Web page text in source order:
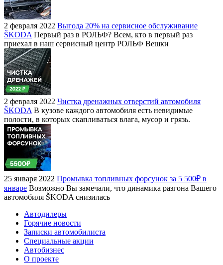
2 февраля 2022 Выгода 20% на сервисное обслуживание
ŠKODA Первый раз в РОЛЬФ? Всем, кто в первый раз
приехал в наш сервисный центр РОЛЬФ Вешки
2 февраля 2022 Чистка дренажных отверстий автомобиля
ŠKODA В кузове каждого автомобиля есть невидимые
полости, в которых скапливаться влага, мусор и грязь.
25 января 2022 Промывка топливных форсунок за 5 500₽ в
январе Возможно Вы замечали, что динамика разгона Вашего
автомобиля ŠKODA снизилась
Автодилеры
Горячие новости
Записки автомобилиста
Специальные акции
Автобизнес
О проекте